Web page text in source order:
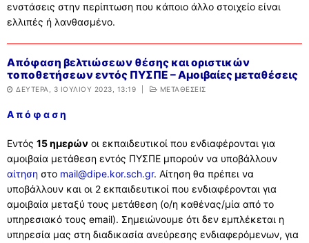
ΙΔΡΥΜΕΝΟ ΤΜΗΜΑ ΕΝΤΑΞΗΣ
ΔΥΝΑΤΟΤΗΤΑ ΙΔΡΥΣΗΣ Τ.Υ. ΖΕΠ
ΕΚΔΡΟΜΕΣ
ΠΡΟΣΚΛΗΣΗ ΕΚΔΗΛΩΣΗΣ ΕΝΔΙΑΦΕΡΟΝΤΟΣ
ΤΑΞΙΔΙΩΤΙΚΩΝ ΓΡΑΦΕΙΩΝ
ΣΥΧΝΕΣ ΕΡΩΤΗΣΕΙΣ ΓΙΑ ΙΔΙΩΤΙΚΗ ΕΚΠΑΙΔΕΥΣΗ –
ΕΚΔΡΟΜΕΣ
MYSCHOOL
ΥΠΕΡΑΡΙΘΜΙΕΣ
ΑΙΤΗΣΕΙΣ
ΣΥΧΝΕΣ ΕΡΩΤΗΣΕΙΣ
ΠΡΟΥΠΟΛΟΓΙΣΜΟΣ
ΕΠΙΚΟΙΝΩΝΙΑ
ΣΥΧΝΕΣ ΕΡΩΤΗΣΕΙΣ
ΣΥΧΝΕΣ ΕΡΩΤΗΣΕΙΣ
ΣΥΧΝΕΣ ΕΡΩΤΗΣΕΙΣ – ΤΜΗΜΑ ΔΙΟΙΚΗΤΙΚΟΥ
ΣΥΧΝΕΣ ΕΡΩΤΗΣΕΙΣ – ΤΜΗΜΑ ΟΙΚΟΝΟΜΙΚΟΥ
ΣΥΧΝΕΣ ΕΡΩΤΗΣΕΙΣ – ΤΜΗΜΑ ΠΡΟΣΩΠΙΚΟΥ
ΥΠΟΒΟΛΗ ΑΙΤΗΣΗΣ
ΥΠΟΒΟΛΗ ΑΙΤΗΣΗΣ ΜΕ ΛΟΓΟΤΥΠΟ ΕΣΠΑ
ενστάσεις στην περίπτωση που κάποιο άλλο στοιχείο είναι
ελλιπές ή λανθασμένο.
Απόφαση βελτιώσεων θέσης και οριστικών
τοποθετήσεων εντός ΠΥΣΠΕ – Αμοιβαίες μεταθέσεις
ΔΕΥΤΈΡΑ, 3 ΙΟΥΛΊΟΥ 2023, 13:19 ΜΕΤΑΘΕΣΕΙΣ
Α π ό φ α σ η
Εντός 15 ημερών οι εκπαιδευτικοί που ενδιαφέρονται για
αμοιβαία μετάθεση εντός ΠΥΣΠΕ μπορούν να υποβάλλουν
αίτηση στο mail@dipe.kor.sch.gr. Αίτηση θα πρέπει να
υποβάλλουν και οι 2 εκπαιδευτικοί που ενδιαφέρονται για
αμοιβαία μεταξύ τους μετάθεση (ο/η καθένας/μία από το
υπηρεσιακό τους email). Σημειώνουμε ότι δεν εμπλέκεται η
υπηρεσία μας στη διαδικασία ανεύρεσης ενδιαφερόμενων, για